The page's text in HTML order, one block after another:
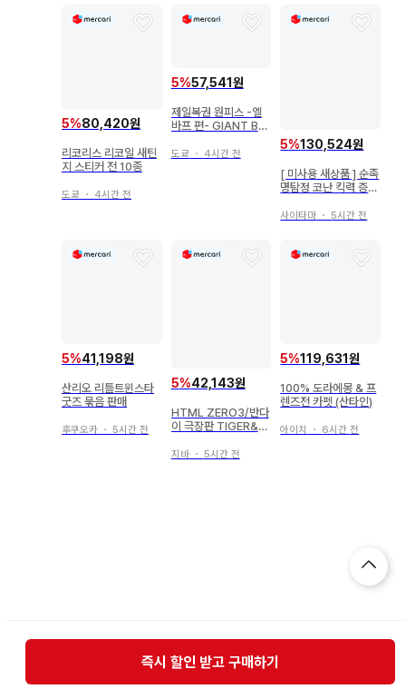
5%80,420원
리코리스 리코일 새틴
지 스티커 전 10종
도쿄 ・ 4시간 전
5%57,541원
제일복권 원피스 -엘
바프 편- GIANT BA
도쿄 ・ 4시간 전
5%130,524원
[ 미사용 새상품 ] 순족
명탐정 코난 킥력 증강
스탠드 포함
사이타마 ・5시간 전
5%41,198원
산리오 리틀트윈스타
굿즈 묶음 판매
후쿠오카 ・ 5시간 전
5%42,143원
HTML ZERO3/반다
이 극장판 TIGER&B
Guttarelax Precio
지바・ 5시간 전
5%119,631원
100% 도라에몽 & 프
렌즈전 카펫 (산타인)
아이치 ・ 6시간 전
즉시 할인 받고 구매하기